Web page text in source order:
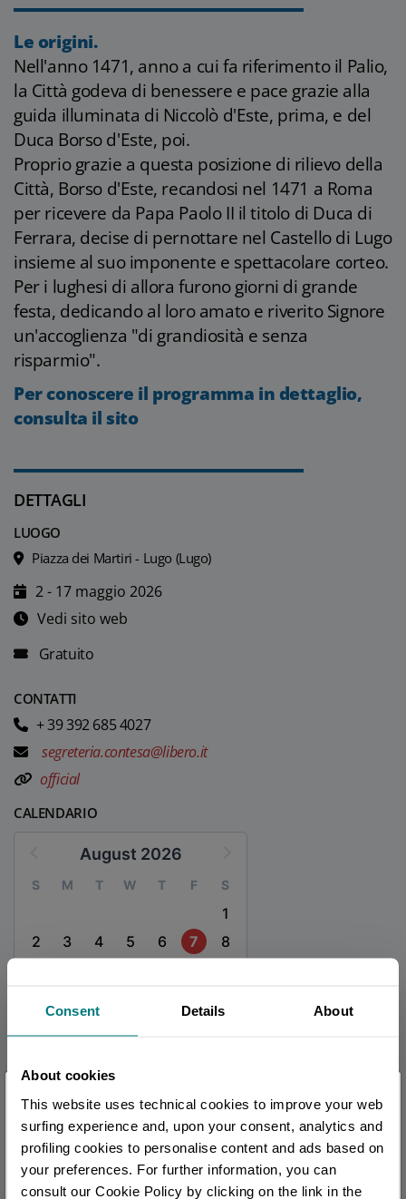
Consent Details About
About cookies
This website uses technical cookies to improve your web
surfing experience and, upon your consent, analytics and
profiling cookies to personalise content and ads based on
your preferences. For further information, you can
consult our Cookie Policy by clicking on the link in the
Le origini.
Nell'anno 1471, anno a cui fa riferimento il Palio,
la Città godeva di benessere e pace grazie alla
guida illuminata di Niccolò d'Este, prima, e del
Duca Borso d'Este, poi.
Proprio grazie a questa posizione di rilievo della
Città, Borso d'Este, recandosi nel 1471 a Roma
per ricevere da Papa Paolo II il titolo di Duca di
Ferrara, decise di pernottare nel Castello di Lugo
insieme al suo imponente e spettacolare corteo.
Per i lughesi di allora furono giorni di grande
festa, dedicando al loro amato e riverito Signore
un'accoglienza "di grandiosità e senza
risparmio".
Per conoscere il programma in dettaglio,
consulta il sito
DETTAGLI
LUOGO
Piazza dei Martiri - Lugo (Lugo)
2 - 17 maggio 2026
Vedi sito web
Gratuito
CONTATTI
+ 39 392 685 4027
segreteria.contesa@libero.it
official
CALENDARIO
August 2026
S M T W T F S
1
2
3 4 5 6 7
8
UFFICI INFORMAZIONE TURISTICA
Bagnacavallo e Bassa Romagna - Ufficio Informazioni e
Accoglienza Turistica (IAT)
×
Sei arrivato in ritardo. ..
Per rimanere aggiornato